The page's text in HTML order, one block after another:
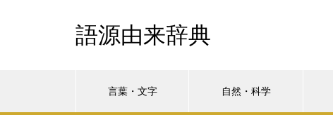
語源由来辞典
言葉・文字 自然・科学